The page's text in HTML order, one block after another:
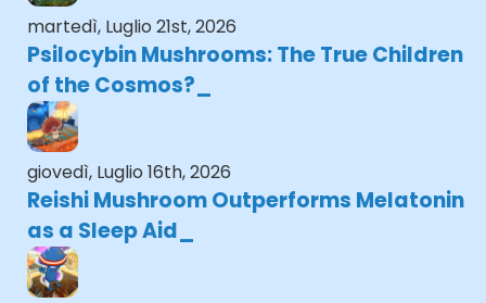
martedì, Luglio 21st, 2026
Psilocybin Mushrooms: The True Children
of the Cosmos?
giovedì, Luglio 16th, 2026
Reishi Mushroom Outperforms Melatonin
as a Sleep Aid